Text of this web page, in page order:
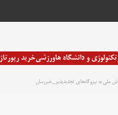
تکنولوژی و دانشگاه هاورزشیخرید رپورتاژ